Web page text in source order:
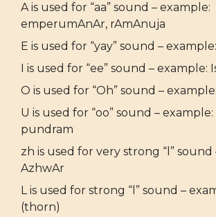
A is used for “aa” sound – example:
emperumAnAr, rAmAnuja
E is used for “yay” sound –
I is used for “ee” sound – example:
O is used for “Oh” sound –
U is used for “oo” sound –
pundram
zh is used for very strong “l” sound
AzhwAr
L is used for strong “l” sound –
(thorn)